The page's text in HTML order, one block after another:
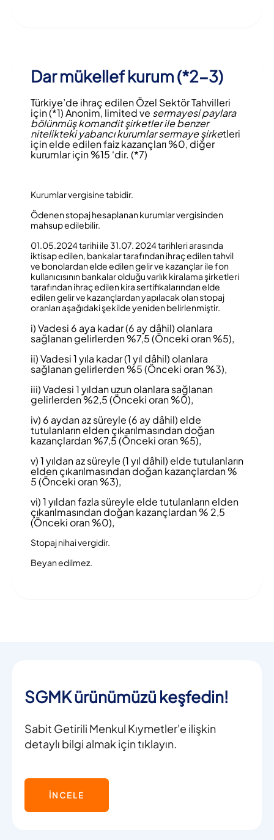
Dar mükellef kurum (*2-3)
Türkiye’de ihraç edilen Özel Sektör Tahvilleri
için (*1) Anonim, limited ve sermayesi paylara
bölünmüş komandit şirketler ile benzer
nitelikteki yabancı kurumlar sermaye şirketleri
için elde edilen faiz kazançları %0, diğer
kurumlar için %15 ‘dir. (*7)
Kurumlar vergisine tabidir.
Ödenen stopaj hesaplanan kurumlar vergisinden
mahsup edilebilir.
01.05.2024 tarihi ile 31.07. 2024 tarihleri arasında
iktisap edilen, bankalar tarafından ihraç edilen tahvil
ve bonolardan elde edilen gelir ve kazançlar ile fon
kullanıcısının bankalar olduğu varlık kiralama şirketleri
tarafından ihraç edilen kira sertifikalarından elde
edilen gelir ve kazançlardan yapılacak olan stopaj
oranları aşağıdaki şekilde yeniden belirlenmiştir.
i) Vadesi 6 aya kadar (6 ay dâhil) olanlara
sağlanan gelirlerden %7,5 (Önceki oran %5),
ii) Vadesi 1 yıla kadar (1 yıl dâhil) olanlara
sağlanan gelirlerden %5 (Önceki oran %3),
iii) Vadesi 1 yıldan uzun olanlara sağlanan
gelirlerden %2,5 (Önceki oran %0),
iv) 6 aydan az süreyle (6 ay dâhil) elde
tutulanların elden çıkarılmasından doğan
kazançlardan %7,5 (Önceki oran %5),
v) 1 yıldan az süreyle (1 yıl dâhil) elde tutulanların
elden çıkarılmasından doğan kazançlardan %
5 (Önceki oran %3),
vi) 1 yıldan fazla süreyle elde tutulanların elden
çıkarılmasından doğan kazançlardan % 2,5
(Önceki oran %0),
Stopaj nihai vergidir.
Beyan edilmez.
SGMK ürünümüzü keşfedin!
Sabit Getirili Menkul Kıymetler'e ilişkin
detaylı bilgi almak için tıklayın.
İNCELE